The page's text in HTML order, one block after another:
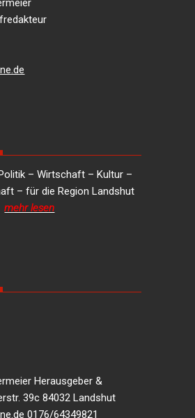
– Wirtschaft – Kultur –
– für die Region Landshut
mehr lesen
Herausgeber &
39c 84032 Landshut
0176/64349821